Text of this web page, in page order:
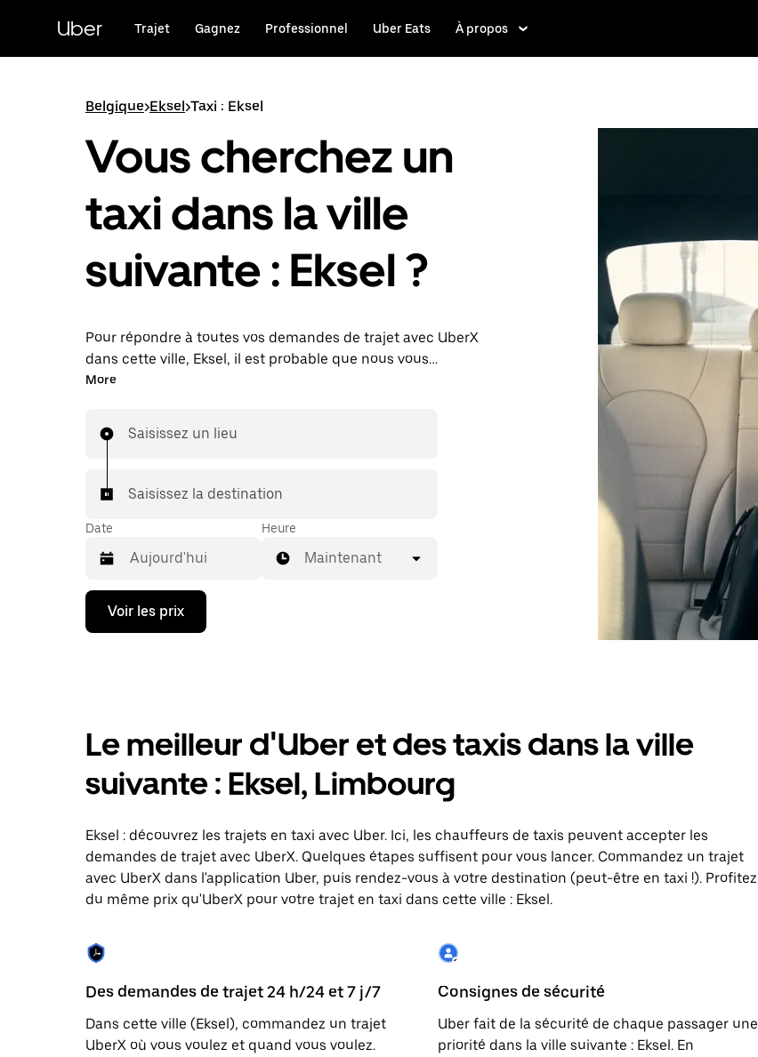
principal
Uber Trajet Gagnez Professionnel Uber Eats À propos
Belgique>Eksel>Taxi : Eksel
Vous cherchez un
taxi dans la ville
suivante : Eksel ?
Pour répondre à toutes vos demandes de trajet avec UberX
dans cette ville, Eksel, il est probable que nous vous
mettions en relation avec un chauffeur de taxi. Le cas
mêmes prix abordables et de la même disponibilité
(24 h/24 et 7/j) qu'avec UberX.
More
Saisissez un lieu
Saisissez la destination
Date
Appuyez
la
et
sélectionner
Appuyez
sur
la
Échap
le
Heure
Maintenant
Voir les prix
Le meilleur d'Uber et des taxis dans la ville
suivante : Eksel, Limbourg
Eksel : découvrez les trajets en taxi avec Uber. Ici, les chauffeurs de taxis peuvent accepter les
demandes de trajet avec UberX. Quelques étapes suffisent pour vous lancer. Commandez un trajet
avec UberX dans l'application Uber, puis rendez-vous à votre destination (peut-être en taxi !). Profitez
du même prix qu'UberX pour votre trajet en taxi dans cette ville : Eksel.
Des demandes de trajet 24 h/24 et 7 j/7
Dans cette ville (Eksel), commandez un trajet
UberX où vous voulez et quand vous voulez.
Consignes de sécurité
Uber fait de la sécurité de chaque passager une
priorité dans la ville suivante : Eksel. En